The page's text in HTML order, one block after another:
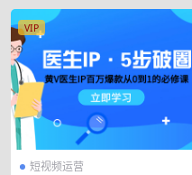
VIP
短视频运营